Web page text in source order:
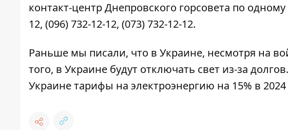
контакт-центр Днепровского горсовета по
12, (096) 732-12-12, (073) 732-12-12.
Раньше мы писали, что в Украине, несмотря на
того, в Украине будут отключать свет из-за долгов
Украинетарифы на электроэнергию на 15% в 2024